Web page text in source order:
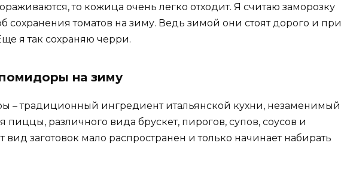
то кожица очень легко отходит. Я считаю заморозку
сохранения томатов на зиму. Ведь зимой они стоят дорого и при
я так сохраняю черри.
на зиму
– традиционный ингредиент итальянской кухни, незаменимый
пиццы, различного вида брускет, пирогов, супов, соусов и
вид заготовок мало распространен и только начинает набирать